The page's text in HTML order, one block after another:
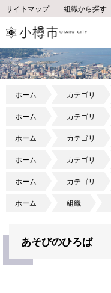
サイトマップ 組織から探す
ホーム カテゴリ
ホーム カテゴリ
ホーム カテゴリ
ホーム カテゴリ
ホーム カテゴリ
ホーム 組織
あそびのひろば